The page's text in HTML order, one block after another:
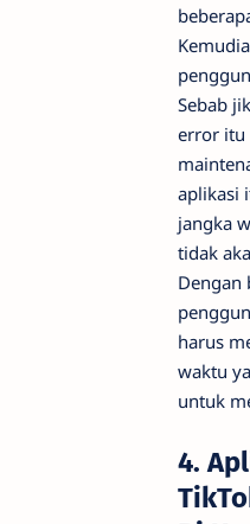
Sebab
error itu
aplikasi
jangka
tidak
Dengan
harus
waktu
untuk
4.